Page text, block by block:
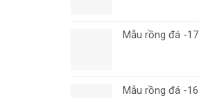
Mẫu rồng đá -17
Mẫu rồng đá -16